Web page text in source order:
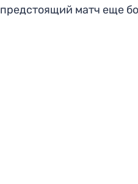
предстоящий матч еще